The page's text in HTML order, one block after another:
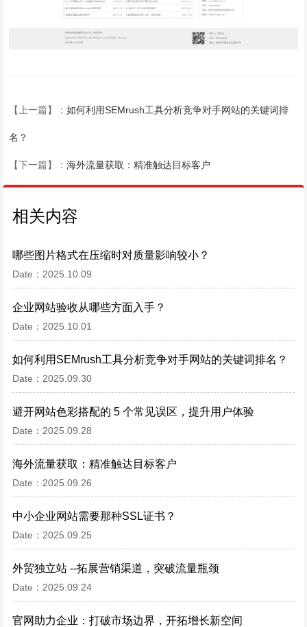
【上一篇】：如何利用SEMrush工具分析竞争对手网站的关键词排
名？
【下一篇】：海外流量获取：精准触达目标客户
相关内容
哪些图片格式在压缩时对质量影响较小？
Date：2025.10.09
企业网站验收从哪些方面入手？
Date：2025.10.01
如何利用SEMrush工具分析竞争对手网站的关键词排名？
Date：2025.09.30
避开网站色彩搭配的 5 个常见误区，提升用户体验
Date：2025.09.28
海外流量获取：精准触达目标客户
Date：2025.09.26
中小企业网站需要那种SSL证书？
Date：2025.09.25
外贸独立站 --拓展营销渠道，突破流量瓶颈
Date：2025.09.24
官网助力企业：打破市场边界，开拓增长新空间